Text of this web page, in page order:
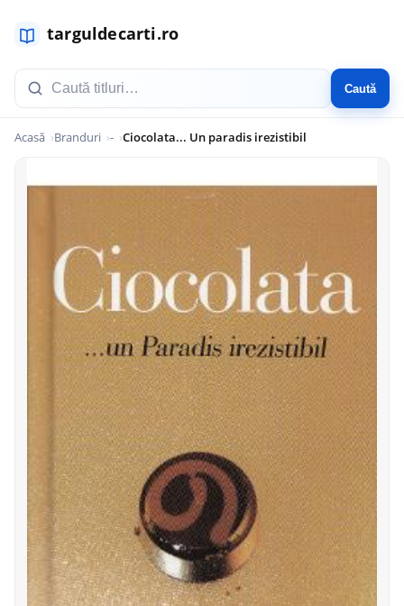
Caută
Acasă Branduri - Ciocolata... Un paradis irezistibil